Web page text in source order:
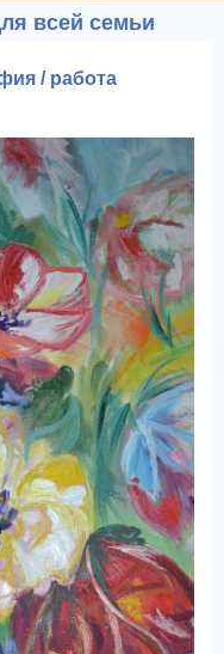
всей семьи
/ работа